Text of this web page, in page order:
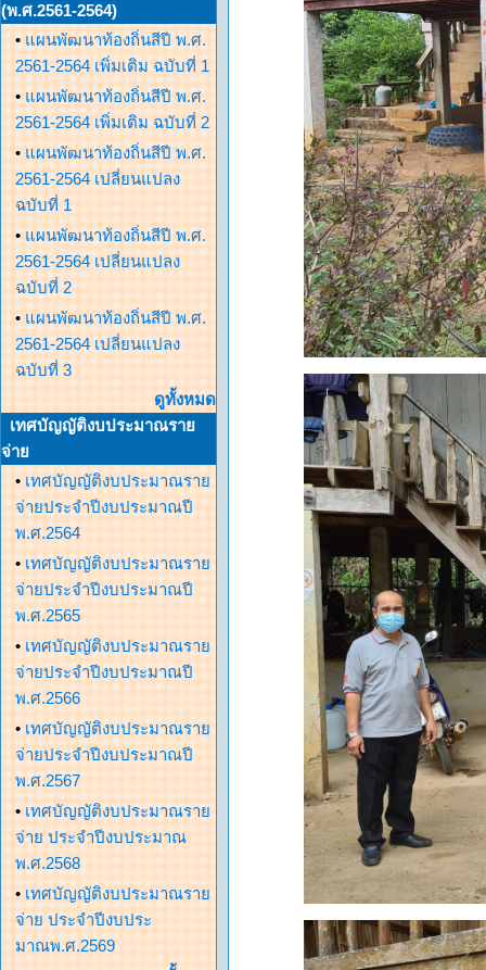
(พ.ศ.2561-2564)
• แผนพัฒนาท้องถิ่นสีปี พ.ศ.
2561-2564 เพิ่มเติม ฉบับที่ 1
• แผนพัฒนาท้องถิ่นสีปี พ.ศ.
2561-2564 เพิ่มเติม ฉบับที่ 2
• แผนพัฒนาท้องถิ่นสีปี พ.ศ.
2561-2564 เปลี่ยนแปลง
ฉบับที่ 1
• แผนพัฒนาท้องถิ่นสีปี พ.ศ.
2561-2564 เปลี่ยนแปลง
ฉบับที่ 2
• แผนพัฒนาท้องถิ่นสีปี พ.ศ.
2561-2564 เปลี่ยนแปลง
ฉบับที่ 3
ดูทั้งหมด
เทศบัญญัติงบประมาณราย
จ่าย
• เทศบัญญัติงบประมาณราย
จ่ายประจำปีงบประมาณปี
พ.ศ.2564
• เทศบัญญัติงบประมาณราย
จ่ายประจำปีงบประมาณปี
พ.ศ.2565
• เทศบัญญัติงบประมาณราย
จ่ายประจำปีงบประมาณปี
พ.ศ.2566
• เทศบัญญัติงบประมาณราย
จ่ายประจำปีงบประมาณปี
พ.ศ.2567
• เทศบัญญัติงบประมาณราย
จ่าย ประจำปีงบประมาณ
พ.ศ.2568
• เทศบัญญัติงบประมาณราย
จ่าย ประจำปีงบประ
มาณพ.ศ.2569